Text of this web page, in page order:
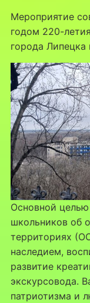
Мероприятие
годом 220-
города Липецка
Основной
школьников об
территориях
наследием,
развитие
экскурсовода.
патриотизма и